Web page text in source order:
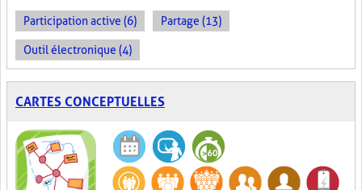
Participation active (6) Partage (13)
Outil électronique (4)
CARTES CONCEPTUELLES